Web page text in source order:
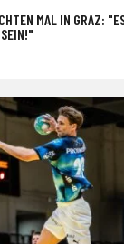
MAL IN GRAZ: